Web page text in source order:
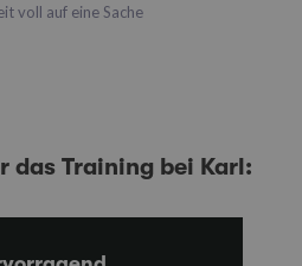
voll auf eine Sache
das Training bei Karl: